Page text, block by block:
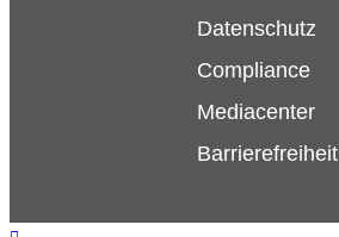
Datenschutz
Compliance
Mediacenter
Barrierefreiheit